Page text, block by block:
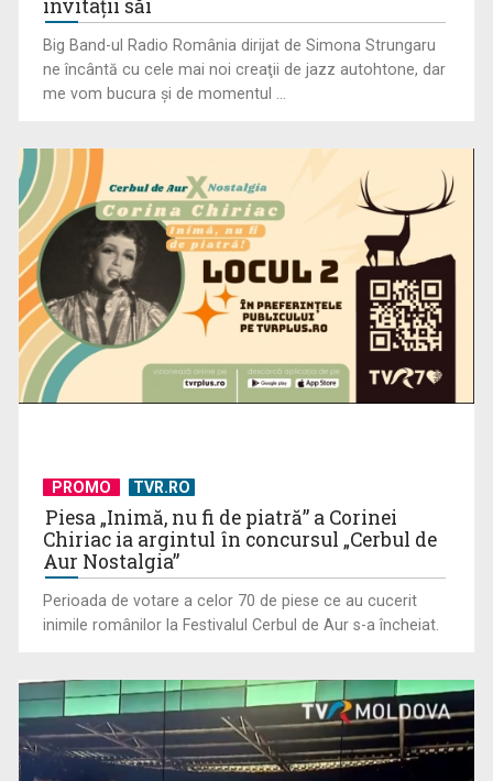
invitaţii săi
Big Band-ul Radio România dirijat de Simona Strungaru
ne încântă cu cele mai noi creaţii de jazz autohtone, dar
me vom bucura şi de momentul ...
PROMO TVR.RO
Piesa „Inimă, nu fi de piatră” a Corinei
Chiriac ia argintul în concursul „Cerbul de
Aur Nostalgia”
Perioada de votare a celor 70 de piese ce au cucerit
inimile românilor la Festivalul Cerbul de Aur s-a încheiat.